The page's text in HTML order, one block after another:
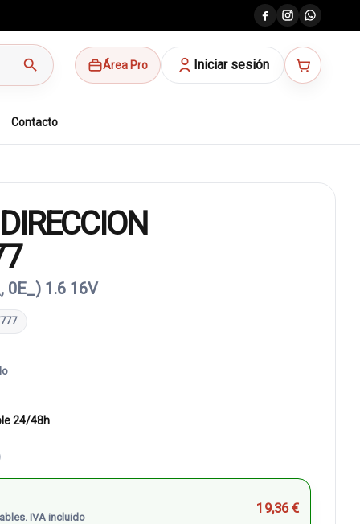
search Área Pro Iniciar sesión
Contacto
0E_) 1.6 16V
24/48h
IVA incluido
19,36 €